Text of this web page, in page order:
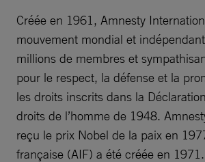
Créée en 1961, Amnesty
mouvement mondial et
millions de membres et
pour le respect, la défense et la
les droits inscrits dans la
droits de l’homme de 1948.
reçu le prix Nobel de la paix en
française (AIF) a été créée en